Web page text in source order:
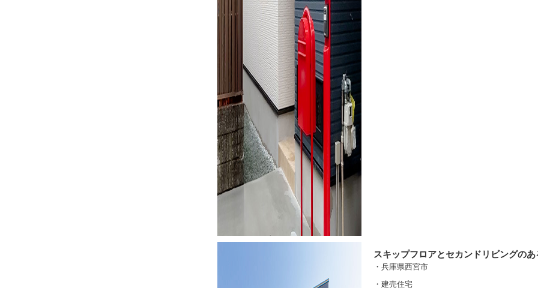
スキップフロアとセカンドリビングのあ
・兵庫県西宮市
・建売住宅